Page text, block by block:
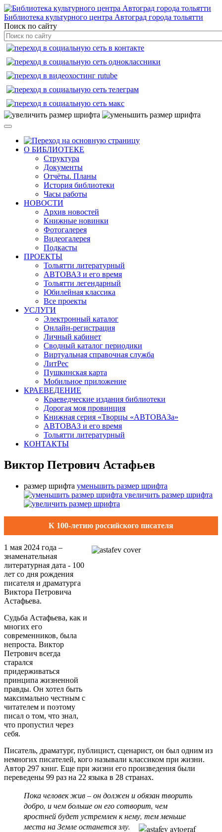
Библиотека культурного центра Автоград города тольятти
Поиск по сайту
О БИБЛИОТЕКЕ
Структура
Документы
Отчёты. Планы
История библиотеки
Часы работы
НОВОСТИ
Архив новостей
Книжные новинки
Фотогалерея
Видеогалерея
Подкасты
ПРОЕКТЫ
Тольятти литературный
АВТОВАЗ и его время
Тольятти легендарный
Юбилейная классика
Все проекты
УСЛУГИ
Электронный каталог
Онлайн-регистрация
Личный кабинет
Сводный каталог периодики
Виртуальная справочная служба
ЛитРес
Пушкинская карта
Мобильное приложение
КРАЕВЕДЕНИЕ
Краеведческие издания библиотеки
Дорогая моя провинция
Книжная серия «Творцы «АВТОВАЗа»
АВТОВАЗ и его время
Тольятти литературный
КОНТАКТЫ
Виктор Петрович Астафьев
размер шрифта уменьшить размер шрифта
увеличить размер шрифта
К 100-летию российского писателя
1 мая 2024 года –
знаменательная
литературная дата - 100
лет со дня рождения
писателя и драматурга
Виктора Петровича
Астафьева.
Судьба Астафьева, как и
многих его
современников, была
непроста. Виктор
Петрович всегда
старался
придерживаться
принципа жизненной
правды. Он хотел быть
максимально честным с
читателем и поэтому
писал о том, что знал,
что пропустил через
себя.
Писатель, драматург, публицист, сценарист, он был одним из
немногих писателей, кого называли классиком при жизни.
Автор 297 книг. Еще при жизни его произведения были
переведены 99 раз на 22 языка в 28 странах.
Пока человек жив – он должен и обязан творить
добро, и чем больше он его сотворит, чем
яростней будет устремлен к нему, тем меньше
места на Земле останется злу.